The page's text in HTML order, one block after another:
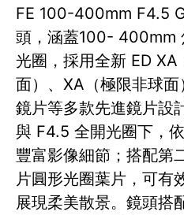
FE 100-400mm F4.5
頭，涵蓋100- 400mm
光圈，採用全新 ED
面）、XA（極限非球
鏡片等多款先進鏡片設
與 F4.5 全開光圈下，
豐富影像細節；搭配第
片圓形光圈葉片，可有
展現柔美散景。鏡頭搭